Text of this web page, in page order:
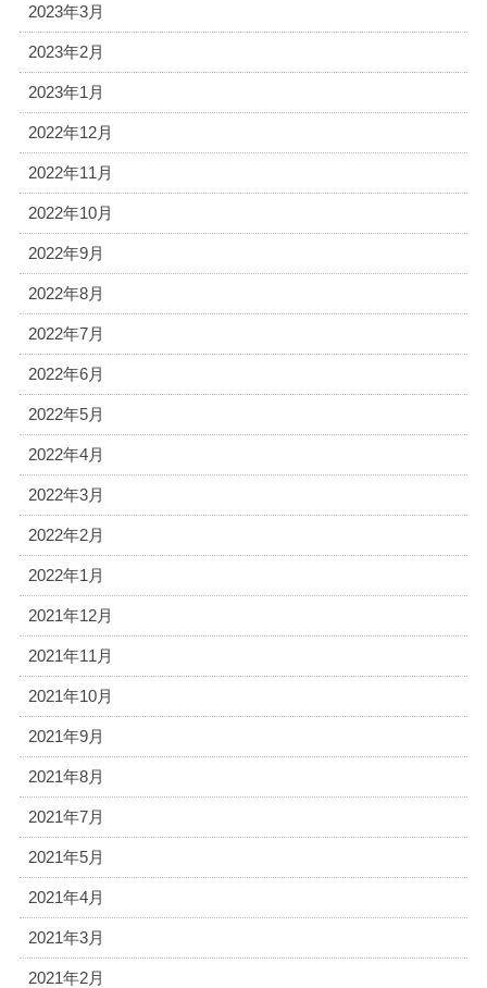
2023年3月
2023年2月
2023年1月
2022年12月
2022年11月
2022年10月
2022年9月
2022年8月
2022年7月
2022年6月
2022年5月
2022年4月
2022年3月
2022年2月
2022年1月
2021年12月
2021年11月
2021年10月
2021年9月
2021年8月
2021年7月
2021年5月
2021年4月
2021年3月
2021年2月